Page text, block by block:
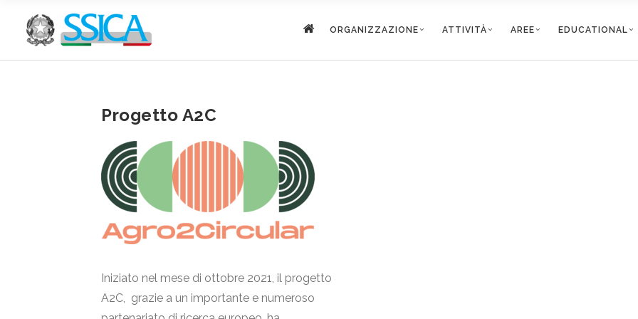
ORGANIZZAZIONE ATTIVITÀ AREE EDUCATIONAL
Progetto A2C
Iniziato nel mese di ottobre 2021, il progetto
A2C, grazie a un importante e numeroso